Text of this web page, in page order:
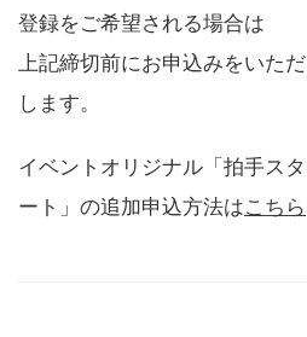
登録をご希望される場合は
上記締切前にお申込みをいた
します。
イベントオリジナル「拍手ス
ート」の追加申込方法はこちら